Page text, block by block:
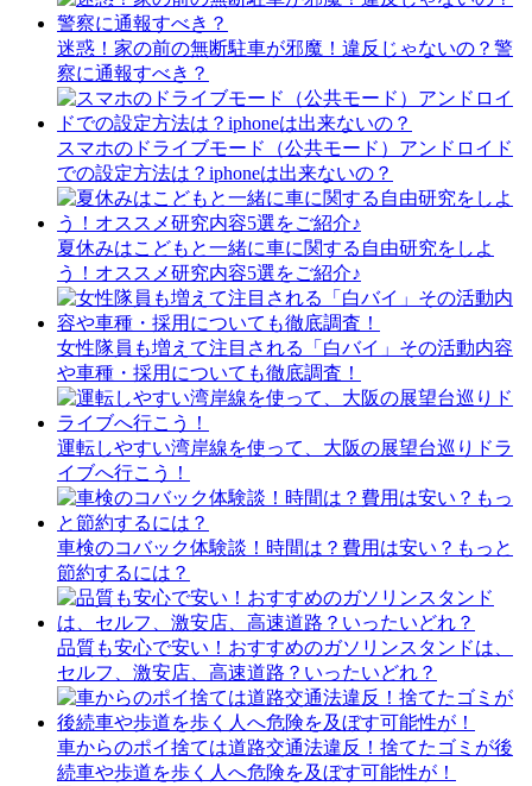
迷惑！家の前の無断駐車が邪魔！違反じゃないの？警
察に通報すべき？
スマホのドライブモード（公共モード）アンドロイド
での設定方法は？iphoneは出来ないの？
夏休みはこどもと一緒に車に関する自由研究をしよ
う！オススメ研究内容5選をご紹介♪
女性隊員も増えて注目される「白バイ」その活動内容
や車種・採用についても徹底調査！
運転しやすい湾岸線を使って、大阪の展望台巡りドラ
イブへ行こう！
車検のコバック体験談！時間は？費用は安い？もっと
節約するには？
品質も安心で安い！おすすめのガソリンスタンドは、
セルフ、激安店、高速道路？いったいどれ？
車からのポイ捨ては道路交通法違反！捨てたゴミが後
続車や歩道を歩く人へ危険を及ぼす可能性が！